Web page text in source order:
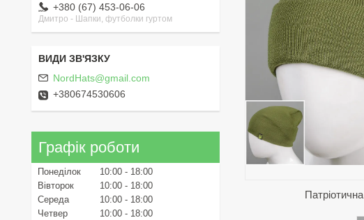
Шапки з патріотичною
символікою
Стильні
та молоді.
модно.
+380 (67) 453-06-06
Дмитро - Шапки, футболки гуртом
NordHats@gmail.com
+380674530606
Графік роботи
Понеділок 10:00
18:00
Вівторок
10:00
18:00
Середа
10:00
18:00
Четвер
10:00
18:00